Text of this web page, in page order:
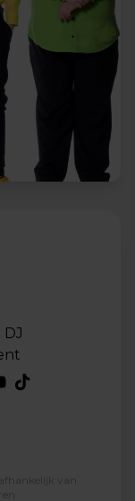
DJ
van